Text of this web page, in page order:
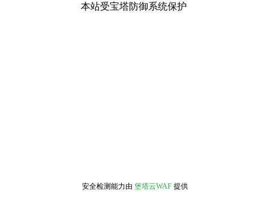
本站受宝塔防御系统保护
安全检测能力由 堡塔云WAF 提供